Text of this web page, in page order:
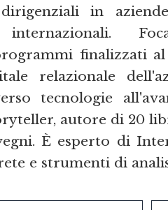
in
internazionali.
finalizzati
relazionale
tecnologie
autore di 20
È esperto di
e strumenti di